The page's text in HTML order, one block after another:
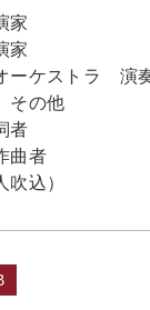
家
家
ーケストラ 演
その他
者
曲者
吹込）